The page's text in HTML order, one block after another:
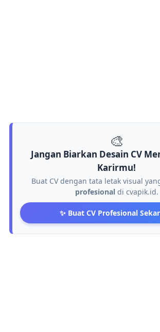
🎨
Jangan Biarkan Desain CV
Karirmu!
Buat CV dengan tata letak visual
profesionaldi cvapik.id.
✨ Buat CV Profesional